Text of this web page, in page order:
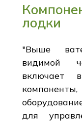
лодки
"Выше
видимой
включает
для